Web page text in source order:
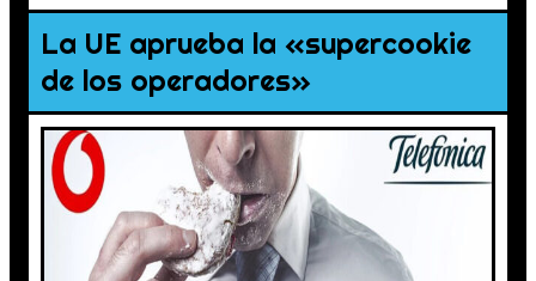
La UE aprueba la «supercookie
de los operadores»